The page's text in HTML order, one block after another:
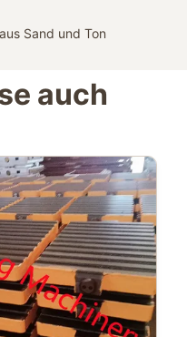
Sand und Ton
auch